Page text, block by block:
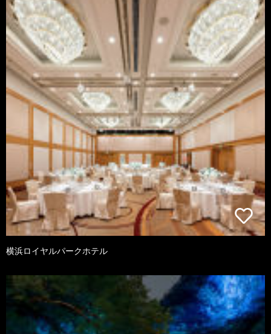
横浜ロイヤルパークホテル